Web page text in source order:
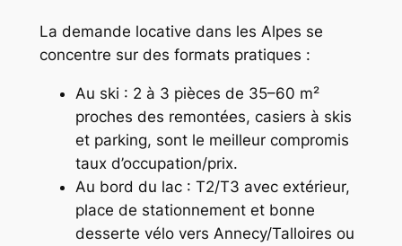
La demande locative dans les Alpes se
concentre sur des formats pratiques :
Au ski : 2 à 3 pièces de 35–60 m²
proches des remontées, casiers à skis
et parking, sont le meilleur compromis
taux d’occupation/prix.
Au bord du lac : T2/T3 avec extérieur,
place de stationnement et bonne
desserte vélo vers Annecy/Talloires ou